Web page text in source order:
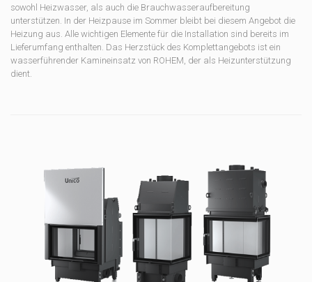
sowohl Heizwasser, als auch die Brauchwasseraufbereitung
unterstützen. In der Heizpause im Sommer bleibt bei diesem Angebot die
Heizung aus. Alle wichtigen Elemente für die Installation sind bereits im
Lieferumfang enthalten. Das Herzstück des Komplettangebots ist ein
wasserführender Kamineinsatz von ROHEM, der als Heizunterstützung
dient.